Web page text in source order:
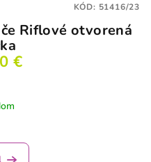
Riflové otvorená
€
KÓD: 51416/23